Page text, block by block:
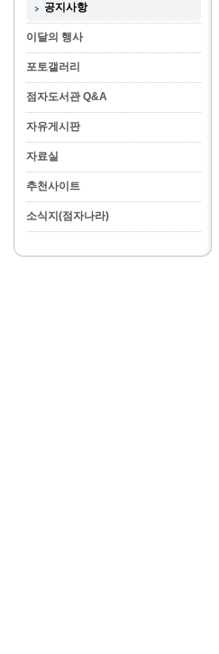
공지사항
이달의 행사
포토갤러리
점자도서관 Q&A
자유게시판
자료실
추천사이트
소식지(점자나라)